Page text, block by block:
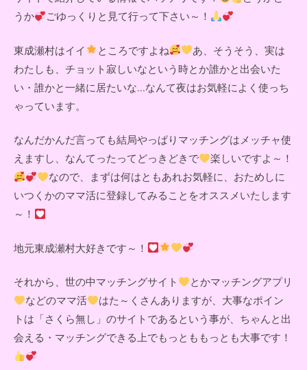
うか
ごゆっくりと見て行って下さい～！
東成瀬村はイイ ところですよね
あ、そうそう、実は
わたしも、チョット寂しいなという時とか誰かと出会いた
い・誰かと一緒に居たいな...なんて夜はお気軽によく使っち
ゃっています。
なんだかんだ言っても結局やっぱりマッチングはメッチャ使
えますし、なんてったってどっきどきで
楽しいですよ～！
なので、まずは何はともあれお気軽に、おためしに
いつくかのママ活に登録してみることをオススメいたします
～！
地元東成瀬村大好きです～！
それから、世の中マッチングサイト
とかマッチングアプリ
などのママ活
はた～くさんありますが、大事なポイン
トは「さくら無し」のサイトであるという事が、ちゃんと出
会える・マッチングできる上でもっとももっとも大事です！